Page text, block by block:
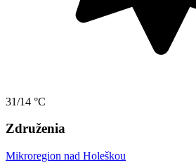
31/14 °C
Združenia
Mikroregion nad Holeškou